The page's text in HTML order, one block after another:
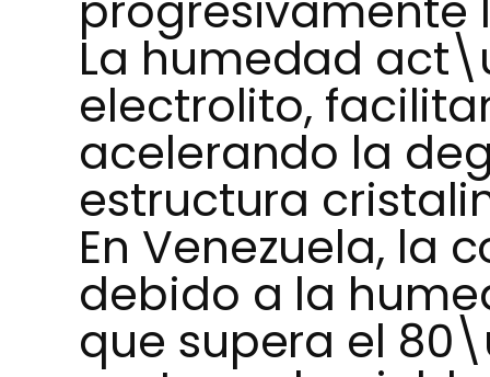
La humedad
electrolito,
acelerando la
estructura
En Venezuela, la
debido a la
que supera el